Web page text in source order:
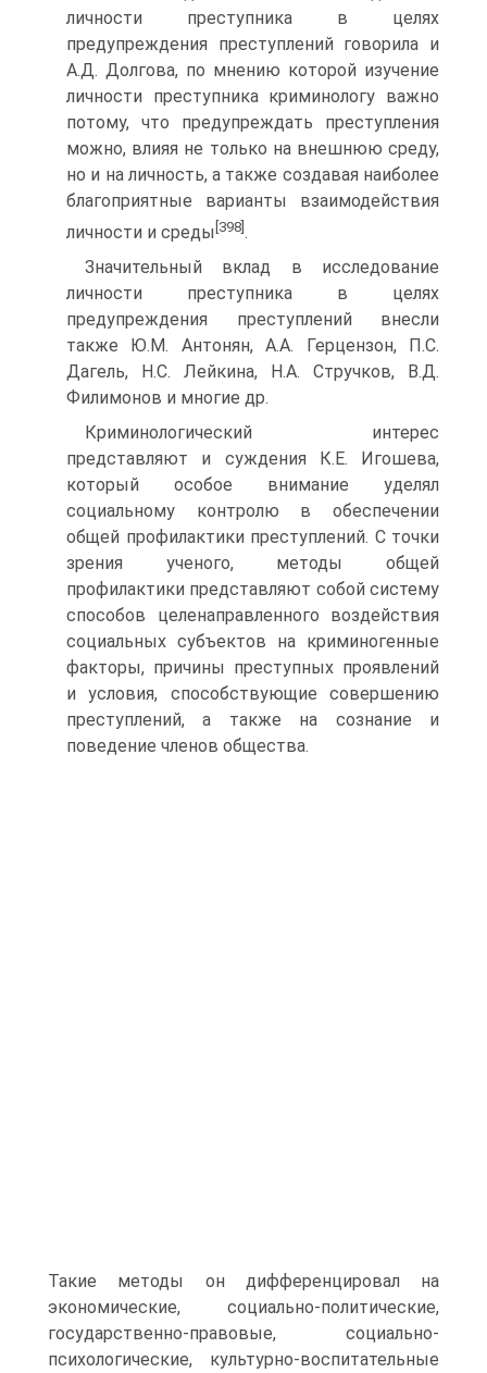
личности преступника в целях
предупреждения преступлений говорила и
А.Д. Долгова, по мнению которой изучение
личности преступника криминологу важно
потому, что предупреждать преступления
можно, влияя не только на внешнюю среду,
но и на личность, а также создавая наиболее
благоприятные варианты взаимодействия
личности и среды [398] .
Значительный вклад в исследование
личности преступника в целях
предупреждения преступлений внесли
также Ю.М. Антонян, А.А. Герцензон, П.С.
Дагель, Н.С. Лейкина, Н.А. Стручков, В.Д.
Филимонов и многие др.
Криминологический интерес
представляют и суждения К.Е. Игошева,
который особое внимание уделял
социальному контролю в обеспечении
общей профилактики преступлений. С точки
зрения ученого, методы общей
профилактики представляют собой систему
способов целенаправленного воздействия
социальных субъектов на криминогенные
факторы, причины преступных проявлений
и условия, способствующие совершению
преступлений, а также на сознание и
поведение членов общества.
Такие методы он дифференцировал на
экономические, социально-политические,
государственно-правовые, социально-
психологические, культурно-воспитательные